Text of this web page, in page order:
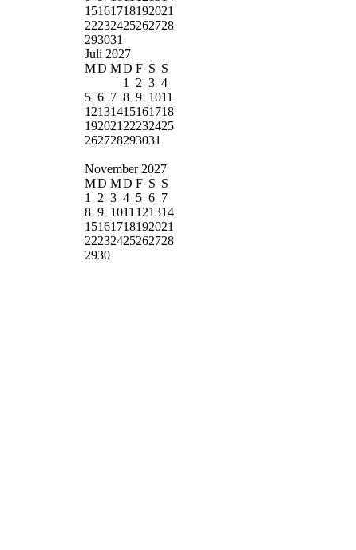
15161718192021
22232425262728
293031
Juli 2027
MD MD F S S
1
2 3 4
5 6 7 8 9 1011
12131415161718
192021 22232425
262728293031
November 2027
MD MD F S S
1
2 3 4 5 6 7
8 9 1011 121314
15161718192021
22232425262728
2930